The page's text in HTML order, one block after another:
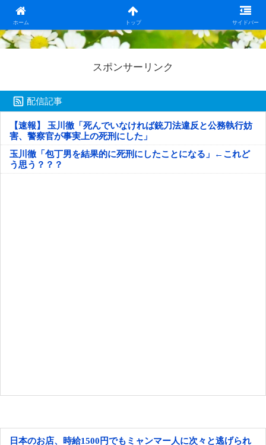
ホーム トップ サイドバー
日本第一！ニュース録
スポンサーリンク
配信記事
【速報】 玉川徹「死んでいなければ銃刀法違反と公務執行妨
害、警察官が事実上の死刑にした」
玉川徹「包丁男を結果的に死刑にしたことになる」←これど
う思う？？？
日本のお店、時給1500円でもミャンマー人に次々と逃げられ